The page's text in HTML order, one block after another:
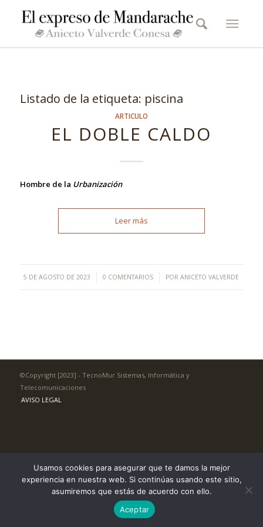
Listado de la etiqueta: piscina
ARTICULO
EL DOBLE CALDO
Hombre de la Urbanización
Leer más
5 DE AGOSTO DE 2023
/ 0 COMENTARIOS
/ PORANICETO VALVERDE
©Copyright [2023] - TecnoMur Sistemas, Informática y
Telecomunicaciones
AVISO LEGAL
Usamos cookies para asegurar que te damos la mejor
experiencia en nuestra web. Si continúas usando este sitio,
asumiremos que estás de acuerdo con ello.
Aceptar